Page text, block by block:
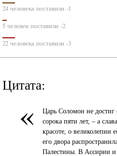
24 человека поставили -1
5 человек поставили -2
22 человека поставили -3
Цитата:
«
Царь Соломон не достиг
сорока пяти лет, – а
красоте, о
его двора
Палестины. В Ассирии